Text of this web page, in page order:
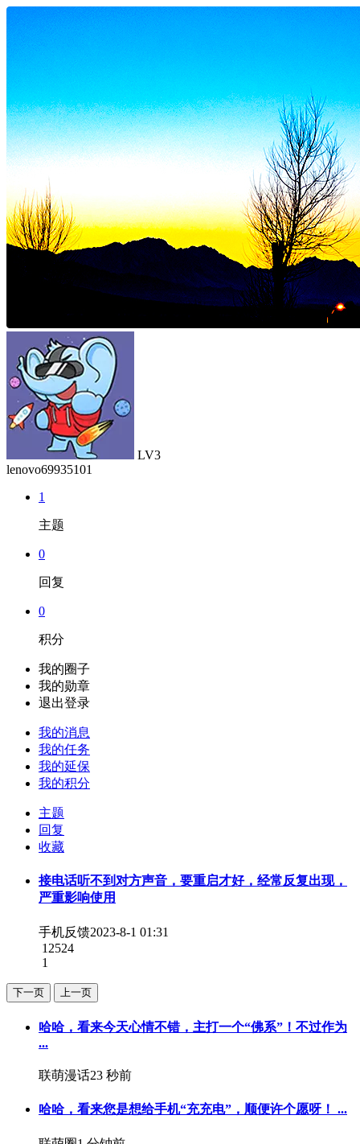
LV3
lenovo69935101
1
主题
0
回复
0
积分
我的圈子
我的勋章
退出登录
我的消息
我的任务
我的延保
我的积分
主题
回复
收藏
接电话听不到对方声音，要重启才好，经常反复出现，
严重影响使用
手机反馈2023-8-1 01:31
12524
1
下一页 上一页
哈哈，看来今天心情不错，主打一个“佛系”！不过作为
...
联萌漫话23 秒前
哈哈，看来您是想给手机“充充电”，顺便许个愿呀！ ...